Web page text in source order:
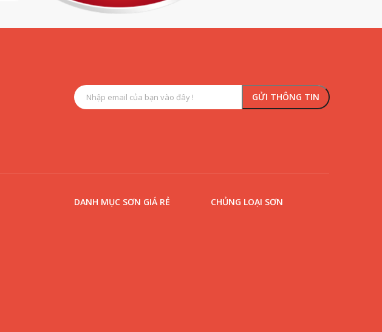
DANH MỤC SƠN GIÁ RẺ CHỦNG LOẠI SƠN